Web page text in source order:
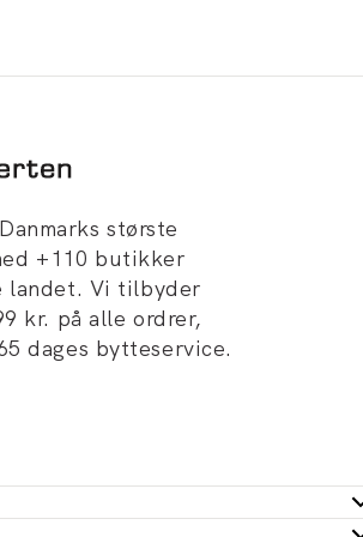
største
+110 butikker
landet. Vi tilbyder
kr. på alle ordrer,
dages bytteservice.